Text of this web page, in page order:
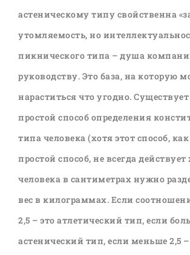
астеническому типу свойственна
утомляемость, но
пикнического типа – душа
руководству. Это база, на которую
нараститься что угодно.
простой способ определения
типа человека (хотя этот способ,
простой способ, не всегда
человека в сантиметрах нужно
вес в килограммах. Если
2,5 – это атлетический тип, если
астенический тип, если меньше 2,5 –